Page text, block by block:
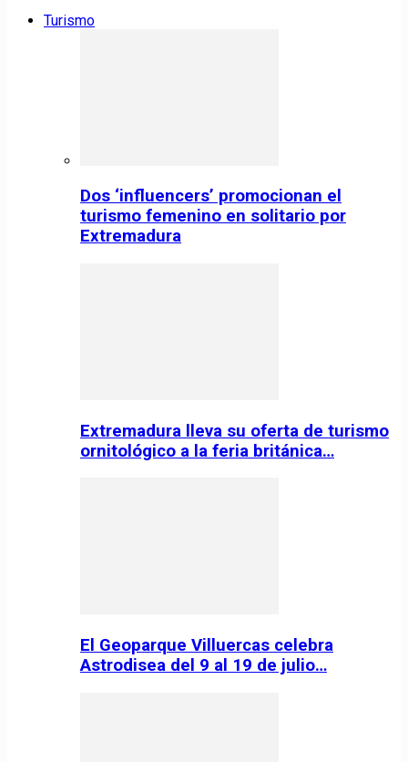
Turismo
Dos ‘influencers’ promocionan el
turismo femenino en solitario por
Extremadura
Extremadura lleva su oferta de turismo
ornitológico a la feria británica…
El Geoparque Villuercas celebra
Astrodisea del 9 al 19 de julio…